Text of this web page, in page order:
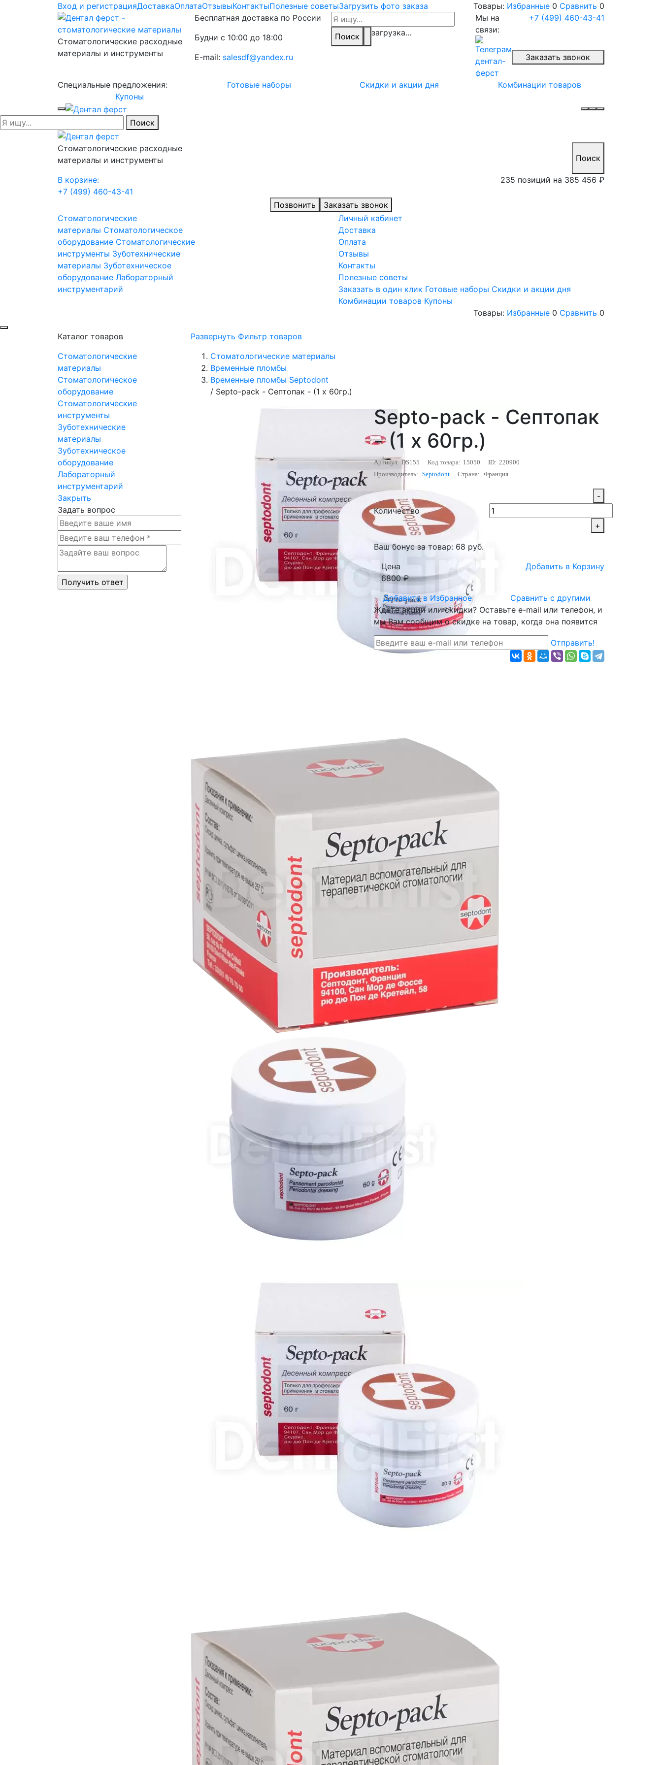
Вход и регистрацияДоставкаОплатаОтзывыКонтактыПолезные советыЗагрузить фото заказа Товары: Избранные 0 Сравнить 0
Стоматологические расходные
материалы и инструменты
Бесплатная доставка по России
Будни с 10:00 до 18:00
E-mail: salesdf@yandex.ru
Поиск загрузка...
Мы на
связи:
+7 (499) 460-43-41
Заказать звонок
Специальные предложения: Готовые наборы Скидки и акции дня
Комбинации товаров
Купоны
Поиск
Стоматологические расходные
материалы и инструменты
Поиск
В корзине: 235 позиций на 385 456 ₽
+7 (499) 460-43-41
Позвонить
Заказать звонок
Стоматологические
материалы Стоматологическое
оборудование Стоматологические
инструменты Зуботехнические
материалы Зуботехническое
оборудование Лабораторный
инструментарий
Личный кабинет
Доставка
Оплата
Отзывы
Контакты
Полезные советы
Заказать в один клик Готовые наборы Скидки и акции дня
Комбинации товаров Купоны
Товары: Избранные 0 Сравнить 0
Каталог товаров
Стоматологические
материалы
Стоматологическое
оборудование
Стоматологические
инструменты
Зуботехнические
материалы
Зуботехническое
оборудование
Лабораторный
инструментарий
Закрыть
Задать вопрос
Развернуть Фильтр товаров
Стоматологические материалы
Временные пломбы
Временные пломбы Septodont
/ Septo-pack - Септопак - (1 x 60гр.)
Septo-pack - Септопак
- (1 x 60гр.)
Артикул: DS155 Код товара: 15050 ID: 220900
Производитель: Septodont Страна: Франция
Количество
-
+
Ваш бонус за товар: 68 руб.
Цена
6800 ₽
Добавить в Корзину
Добавить в Избранное
Сравнить с другими
Ждете акции или скидки? Оставьте e-mail или телефон, и
мы Вам сообщим о скидке на товар, когда она появится
Отправить!